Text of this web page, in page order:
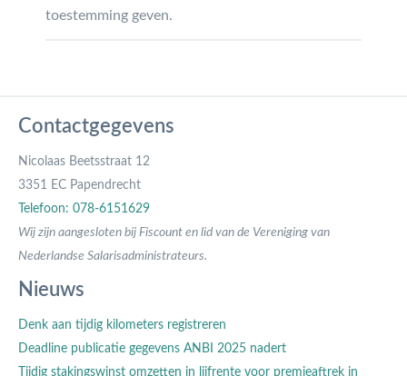
toestemming geven.
Contactgegevens
Nicolaas Beetsstraat 12
3351 EC Papendrecht
Telefoon: 078-6151629
Wij zijn aangesloten bij Fiscount en lid van de Vereniging van
Nederlandse Salarisadministrateurs.
Nieuws
Denk aan tijdig kilometers registreren
Deadline publicatie gegevens ANBI 2025 nadert
Tijdig stakingswinst omzetten in lijfrente voor premieaftrek in